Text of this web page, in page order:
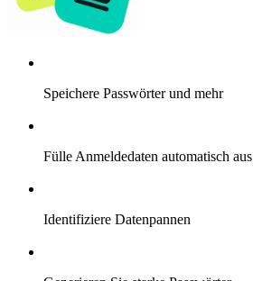
Speichere Passwörter und mehr
Fülle Anmeldedaten automatisch aus
Identifiziere Datenpannen